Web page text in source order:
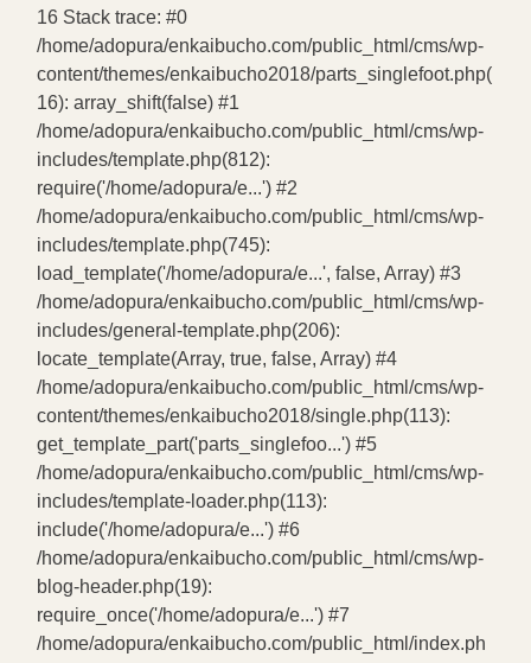
16 Stack trace: #0
/home/adopura/enkaibucho.com/public_html/cms/wp-
content/themes/enkaibucho2018/parts_singlefoot.php(
16): array_shift(false) #1
/home/adopura/enkaibucho.com/public_html/cms/wp-
includes/template.php(812):
require('/home/adopura/e...') #2
/home/adopura/enkaibucho.com/public_html/cms/wp-
includes/template.php(745):
load_template('/home/adopura/e...', false, Array) #3
/home/adopura/enkaibucho.com/public_html/cms/wp-
includes/general-template.php(206):
locate_template(Array, true, false, Array) #4
/home/adopura/enkaibucho.com/public_html/cms/wp-
content/themes/enkaibucho2018/single.php(113):
get_template_part('parts_singlefoo...') #5
/home/adopura/enkaibucho.com/public_html/cms/wp-
includes/template-loader.php(113):
include('/home/adopura/e...') #6
/home/adopura/enkaibucho.com/public_html/cms/wp-
blog-header.php(19):
require_once('/home/adopura/e...') #7
/home/adopura/enkaibucho.com/public_html/index.ph